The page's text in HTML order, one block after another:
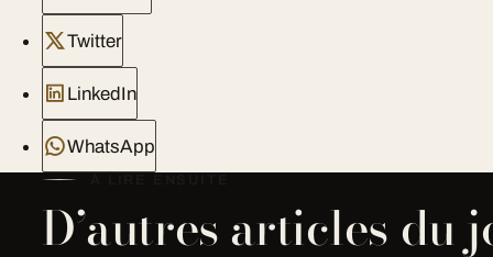
Twitter
LinkedIn
WhatsApp
D’autres articles du